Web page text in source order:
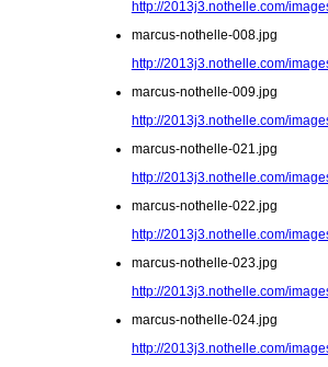
http://2013j3.nothelle.com/
marcus-nothelle-008.jpg
http://2013j3.nothelle.com/
marcus-nothelle-009.jpg
http://2013j3.nothelle.com/
marcus-nothelle-021.jpg
http://2013j3.nothelle.com/
marcus-nothelle-022.jpg
http://2013j3.nothelle.com/
marcus-nothelle-023.jpg
http://2013j3.nothelle.com/
marcus-nothelle-024.jpg
http://2013j3.nothelle.com/